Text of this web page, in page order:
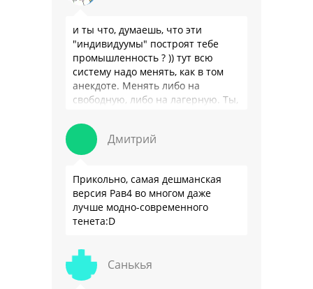
и ты что, думаешь, что эти
"индивидуумы" построят тебе
промышленность ? )) тут всю
систему надо менять, как в том
анекдоте. Менять либо на
свободную, либо на лагерную. Ты,
Дмитрий
Прикольно, самая дешманская
версия Рав4 во многом даже
лучше модно-современного
тенета:D
Санькья